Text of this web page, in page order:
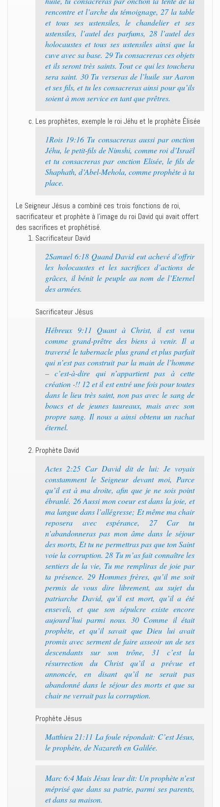
rencontre et l’arche du témoignage, 27 la table
et tous ses ustensiles, le chandelier et ses
ustensiles, l’autel des parfums, 28 l’autel des
holocaustes et tous ses ustensiles ainsi que la
cuve avec sa base. 29 Tu consacreras ces objets
et ils seront très saints. Tout ce qui les touchera
sera saint. 30 Tu verseras de l’huile sur Aaron
et ses fils, et tu les consacreras ainsi pour qu’ils
soient à mon service en tant que prêtres.
Les prophètes, exemple le roi Jéhu et le prophète Élisée
1Rois 19:16 Tu consacreras aussi par onction
Jéhu, le petit-fils de Nimshi, comme roi d’Israël
et tu consacreras par onction Elisée, le fils de
Shaphath, d’Abel-Mehola, comme prophète à ta
place.
Le Seigneur Jésus a combiné ces trois fonctions de roi,
sacrificateur et prophète à l’image du roi David qui avait offert
des sacrifices et prophétisé.
Sacrificateur David
2Samuel 6:18 Quand David eut achevé d’offrir
les holocaustes et les sacrifices d’actions de
grâces, il bénit le peuple au nom de l’Eternel
des armées.
Sacrificateur Jésus
Hébreux 9:11 Quant à Christ, il est venu
comme grand-prêtre des biens à venir. Il a
traversé le tabernacle plus grand et plus parfait
qui n’est pas construit par la main de l’homme
– c’est-à-dire qui n’appartient pas à cette
création -!! 12 et il est entré une fois pour toutes
dans le lieu très saint, non pas avec le sang de
boucs et de jeunes taureaux, mais avec son
propre sang. Il nous a ainsi obtenu un rachat
éternel.
Prophète David
Actes 2:25 Car David dit de lui: Je voyais
constamment le Seigneur devant moi, Parce
qu’il est à ma droite, afin que je ne sois point
ébranlé. 26 Aussi mon coeur est dans la joie, et
ma langue dans l’allégresse; Et même ma chair
reposera avec espérance, 27 Car tu
n’abandonneras pas mon âme dans le séjour
des morts, Et tu ne permettras pas que ton Saint
voie la corruption. 28 Tu m’as fait connaître les
sentiers de la vie, Tu me rempliras de joie par
ta présence. 29 Hommes frères, qu’il me soit
permis de vous dire librement, au sujet du
patriarche David, qu’il est mort, qu’il a été
enseveli, et que son sépulcre existe encore
aujourd’hui parmi nous. 30 Comme il était
prophète, et qu’il savait que Dieu lui avait
promis avec serment de faire asseoir un de ses
descendants sur son trône, 31 c’est la
résurrection du Christ qu’il a prévue et
annoncée, en disant qu’il ne serait pas
abandonné dans le séjour des morts et que sa
chair ne verrait pas la corruption.
Prophète Jésus
Matthieu 21:11 La foule répondait: C’est Jésus,
le prophète, de Nazareth en Galilée.
Marc 6:4 Mais Jésus leur dit: Un prophète n’est
méprisé que dans sa patrie, parmi ses parents,
et dans sa maison.